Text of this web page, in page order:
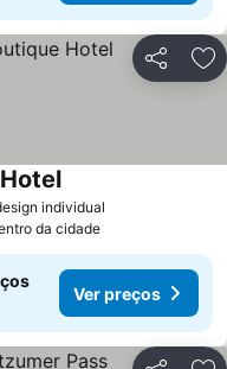
Partilhar
individual
da cidade
Ver preços